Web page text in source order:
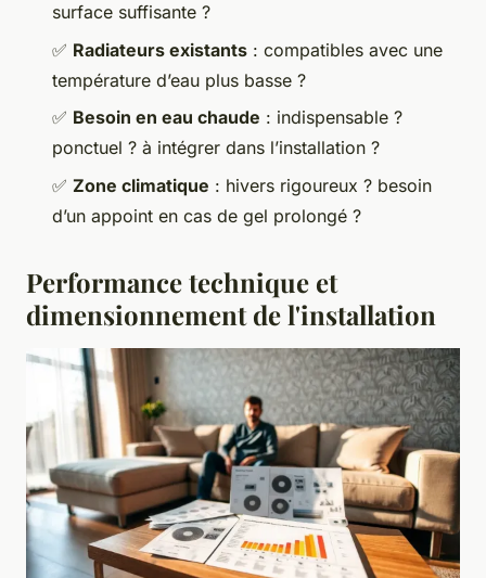
surface suffisante ?
✅ Radiateurs existants : compatibles avec une
température d’eau plus basse ?
✅ Besoin en eau chaude : indispensable ?
ponctuel ? à intégrer dans l’installation ?
✅ Zone climatique : hivers rigoureux ? besoin
d’un appoint en cas de gel prolongé ?
Performance technique et
dimensionnement de l'installation